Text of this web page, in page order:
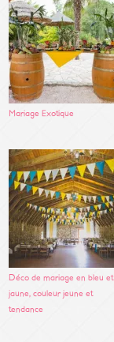
Mariage Exotique
Déco de mariage en bleu et
jaune, couleur jeune et
tendance